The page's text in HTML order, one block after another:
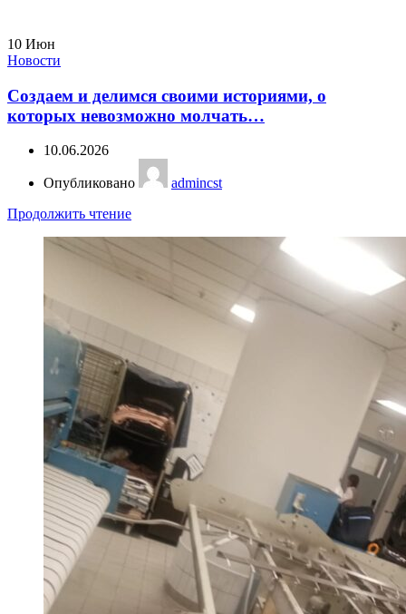
10 Июн
Новости
Создаем и делимся своими историями, о
которых невозможно молчать…
10.06.2026
Опубликовано
admincst
Продолжить чтение